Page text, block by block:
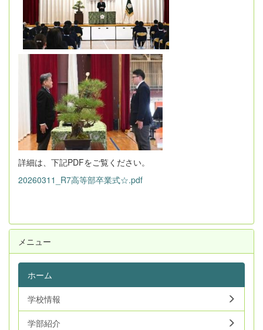
詳細は、下記PDFをご覧ください。
20260311_R7高等部卒業式☆.pdf
メニュー
ホーム
学校情報
学部紹介